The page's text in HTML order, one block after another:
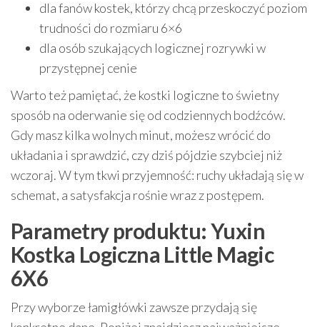
dla fanów kostek, którzy chcą przeskoczyć poziom
trudności do rozmiaru 6×6
dla osób szukających logicznej rozrywki w
przystępnej cenie
Warto też pamiętać, że kostki logiczne to świetny
sposób na oderwanie się od codziennych bodźców.
Gdy masz kilka wolnych minut, możesz wrócić do
układania i sprawdzić, czy dziś pójdzie szybciej niż
wczoraj. W tym tkwi przyjemność: ruchy układają się w
schemat, a satysfakcja rośnie wraz z postępem.
Parametry produktu: Yuxin
Kostka Logiczna Little Magic
6X6
Przy wyborze łamigłówki zawsze przydają się